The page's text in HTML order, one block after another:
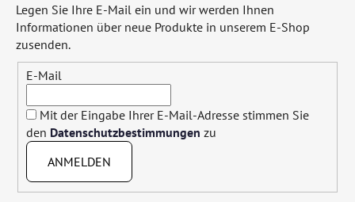
Legen Sie Ihre E-Mail ein und wir werden Ihnen
Informationen über neue Produkte in unserem E-Shop
zusenden.
E-Mail
Mit der Eingabe Ihrer E-Mail-Adresse stimmen Sie
den Datenschutzbestimmungen zu
ANMELDEN